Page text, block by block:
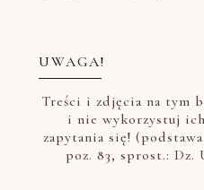
UWAGA!
Treści i zdjęcia na tym
i nie wykorzystuj
zapytania się!
poz. 83, sprost.: Dz.